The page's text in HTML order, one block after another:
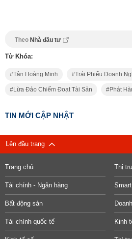
Theo Nhà đầu tư
Từ Khóa:
Tân Hoàng Minh Trái Phiếu Doanh
Lừa Đảo Chiếm Đoạt Tài Sản Phát
TIN MỚI CẬP NHẬT
Lên đầu trang
Trang chủ Thị
Tài chính - Ngân hàng
Bất động sản
Tài chính quốc tế Kinh